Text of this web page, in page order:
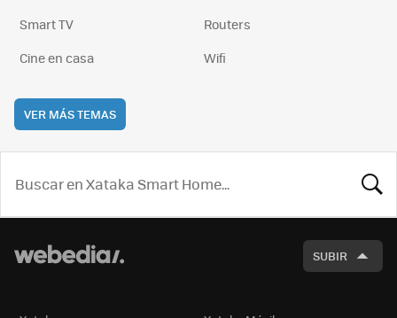
Smart TV
Routers
Cine en casa
Wifi
VER MÁS TEMAS
SUBIR